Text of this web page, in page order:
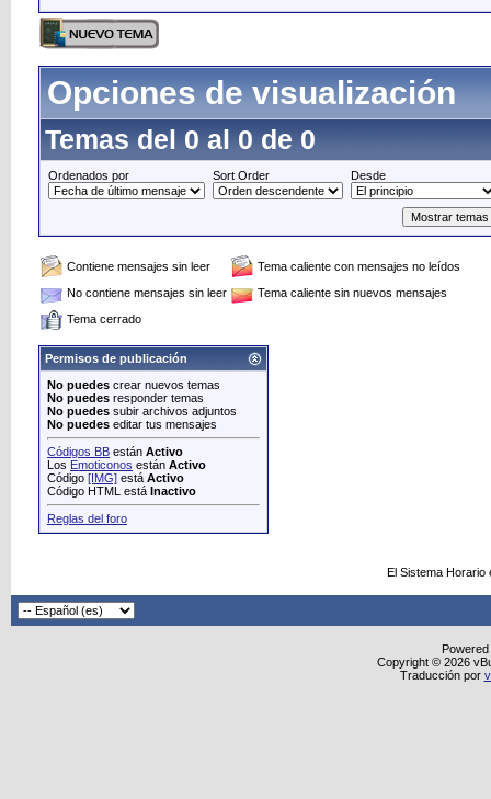
Opciones de visualización
Temas del 0 al 0 de 0
Ordenados por Sort Order Desde
Contiene mensajes sin leer
Tema caliente con mensajes no leídos
No contiene mensajes sin leer
Tema caliente sin nuevos mensajes
Tema cerrado
Permisos de publicación
No puedes crear nuevos temas
No puedes responder temas
No puedes subir archivos adjuntos
No puedes editar tus mensajes
Códigos BB están Activo
Los Emoticonos están Activo
Código [IMG] está Activo
Código HTML está Inactivo
Reglas del foro
El Sistema
Copyright © 2026
Traducción por